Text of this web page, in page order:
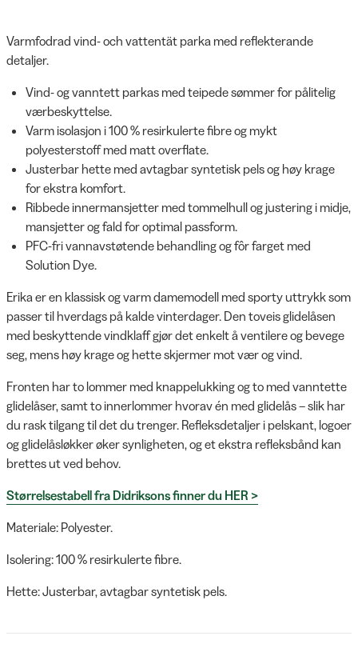
Varmfodrad vind- och vattentät parka med reflekterande
detaljer.
Vind- og vanntett parkas med teipede sømmer for pålitelig
værbeskyttelse.
Varm isolasjon i 100 % resirkulerte fibre og mykt
polyesterstoff med matt overflate.
Justerbar hette med avtagbar syntetisk pels og høy krage
for ekstra komfort.
Ribbede innermansjetter med tommelhull og justering i midje,
mansjetter og fald for optimal passform.
PFC-fri vannavstøtende behandling og fôr farget med
Solution Dye.
Erika er en klassisk og varm damemodell med sporty uttrykk som
passer til hverdags på kalde vinterdager. Den toveis glidelåsen
med beskyttende vindklaff gjør det enkelt å ventilere og bevege
seg, mens høy krage og hette skjermer mot vær og vind.
Fronten har to lommer med knappelukking og to med vanntette
glidelåser, samt to innerlommer hvorav én med glidelås – slik har
du rask tilgang til det du trenger. Refleksdetaljer i pelskant, logoer
og glidelåsløkker øker synligheten, og et ekstra refleksbånd kan
brettes ut ved behov.
Størrelsestabell fra Didriksons finner du HER >
Materiale: Polyester.
Isolering: 100 % resirkulerte fibre.
Hette: Justerbar, avtagbar syntetisk pels.